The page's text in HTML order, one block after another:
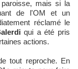
mais si la
de l'OM et un
réclamé le
qui a été pris
actions.
tout reproche. En